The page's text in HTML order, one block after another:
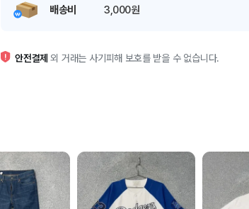
배송비 3,000원
안전결제 외 거래는 사기피해 보호를 받을 수 없습니다.